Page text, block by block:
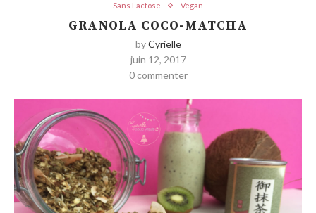
Sans Lactose
Vegan
GRANOLA COCO-MATCHA
byCyrielle
juin 12, 2017
0 commenter